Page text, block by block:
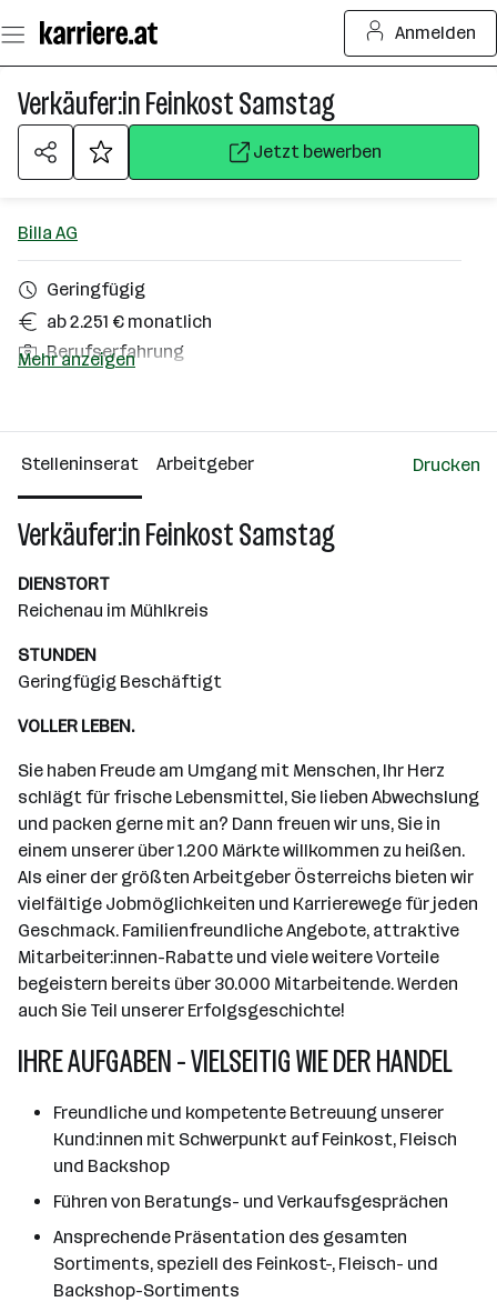
Seiteninhalt
springen
Anmelden
Verkäufer:in Feinkost Samstag
Jetzt bewerben
Billa AG
Geringfügig
ab 2.251 € monatlich
Berufserfahrung
Über das Unternehmen
10000+ Mitarbeiter*innen
Wiener Neudorf
Mehr anzeigen
Stelleninserat Arbeitgeber Drucken
Verkäufer:in Feinkost Samstag
DIENSTORT
Reichenau im Mühlkreis
STUNDEN
Geringfügig Beschäftigt
VOLLER LEBEN.
Sie haben Freude am Umgang mit Menschen, Ihr Herz
schlägt für frische Lebensmittel, Sie lieben Abwechslung
und packen gerne mit an? Dann freuen wir uns, Sie in
einem unserer über 1.200 Märkte willkommen zu heißen.
Als einer der größten Arbeitgeber Österreichs bieten wir
vielfältige Jobmöglichkeiten und Karrierewege für jeden
Geschmack. Familienfreundliche Angebote, attraktive
Mitarbeiter:innen-Rabatte und viele weitere Vorteile
begeistern bereits über 30.000 Mitarbeitende. Werden
auch Sie Teil unserer Erfolgsgeschichte!
IHRE AUFGABEN - VIELSEITIG WIE DER HANDEL
Freundliche und kompetente Betreuung unserer
Kund:innen mit Schwerpunkt auf Feinkost, Fleisch
und Backshop
Führen von Beratungs- und Verkaufsgesprächen
Ansprechende Präsentation des gesamten
Sortiments, speziell des Feinkost-, Fleisch- und
Backshop-Sortiments